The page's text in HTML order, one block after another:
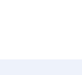
y una amplia
soluciones